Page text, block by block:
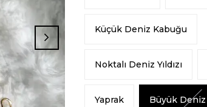
Küçük Deniz Kabuğu
Noktalı Deniz Yıldızı
Yaprak Büyük Deniz